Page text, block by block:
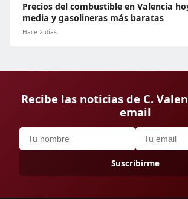
Precios del combustible en Valencia
media y gasolineras más baratas
Hace 2 días
Recibe las noticias de C.
email
Suscribirme